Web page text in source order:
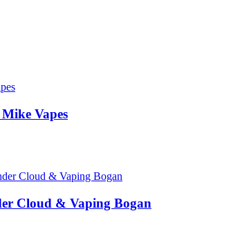
Vapes
Cloud & Vaping Bogan